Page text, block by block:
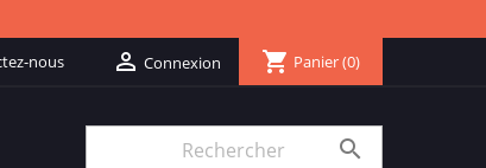
nous  Connexion shopping_cart Panier(0)
